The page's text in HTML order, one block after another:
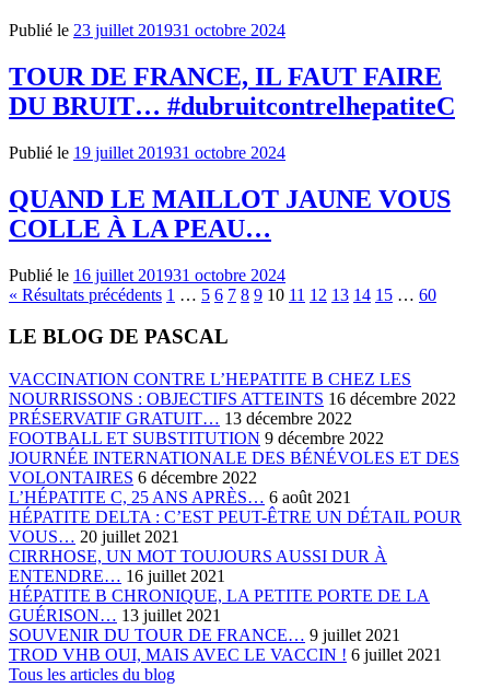
Publié le 23 juillet 201931 octobre 2024
TOUR DE FRANCE, IL FAUT FAIRE
DU BRUIT… #dubruitcontrelhepatiteC
Publié le 19 juillet 201931 octobre 2024
QUAND LE MAILLOT JAUNE VOUS
COLLE À LA PEAU…
Publié le 16 juillet 201931 octobre 2024
Pagination
des
« Résultats précédents 1 … 5 6 7 8 9 10 11 12 13 14 15 … 60
LE BLOG DE PASCAL
VACCINATION CONTRE L’HEPATITE B CHEZ LES
NOURRISSONS : OBJECTIFS ATTEINTS 16 décembre 2022
PRÉSERVATIF GRATUIT… 13 décembre 2022
FOOTBALL ET SUBSTITUTION 9 décembre 2022
JOURNÉE INTERNATIONALE DES BÉNÉVOLES ET DES
VOLONTAIRES 6 décembre 2022
L’HÉPATITE C, 25 ANS APRÈS… 6 août 2021
HÉPATITE DELTA : C’EST PEUT-ÊTRE UN DÉTAIL POUR
VOUS… 20 juillet 2021
CIRRHOSE, UN MOT TOUJOURS AUSSI DUR À
ENTENDRE… 16 juillet 2021
HÉPATITE B CHRONIQUE, LA PETITE PORTE DE LA
GUÉRISON… 13 juillet 2021
SOUVENIR DU TOUR DE FRANCE… 9 juillet 2021
TROD VHB OUI, MAIS AVEC LE VACCIN ! 6 juillet 2021
Tous les articles du blog